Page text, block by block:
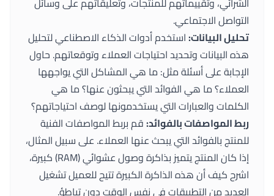
التواصل الاجتماعي.
تحليل البيانات:استخدم أدوات الذكاء الاصطناعي لتحليل
هذه البيانات وتحديد احتياجات العملاء وتوقعاتهم. حاول
الإجابة على أسئلة مثل: ما هي المشاكل التي يواجهها
العملاء؟ ما هي الفوائد التي يبحثون عنها؟ ما هي
الكلمات والعبارات التي يستخدمونها لوصف احتياجاتهم؟
ربط المواصفات بالفوائد:قم بربط المواصفات الفنية
للمنتج بالفوائد التي يبحث عنها العملاء. على سبيل المثال،
إذا كان المنتج يتميز بذاكرة وصول عشوائي (RAM) كبيرة،
اشرح كيف أن هذه الذاكرة الكبيرة تتيح للعميل تشغيل
العديد من التطبيقات في نفس الوقت دون تباطؤ.